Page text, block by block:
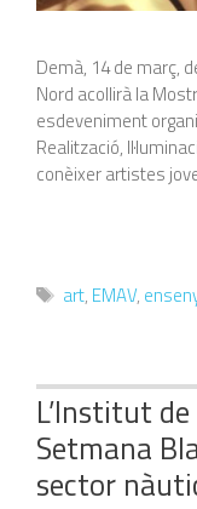
Demà, 14 de març,
Nord acollirà la
esdeveniment
Realització,
conèixer artistes
Etiquetes
art, EMAV,
L’Institut
Setmana
sector